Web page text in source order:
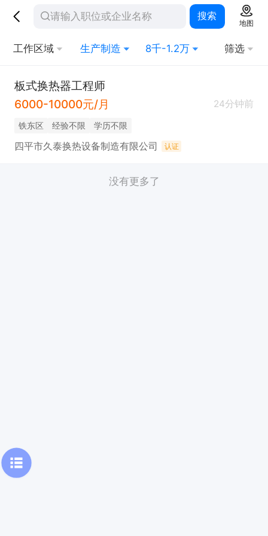
搜索
地图
工作区域 生产制造 8千-1.2万 筛选
板式换热器工程师
6000-10000元/月
24分钟前
铁东区 经验不限 学历不限
四平市久泰换热设备制造有限公司 认证
没有更多了